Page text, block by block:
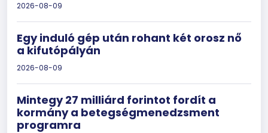
2026-08-09
Egy induló gép után rohant két orosz nő
a kifutópályán
2026-08-09
Mintegy 27 milliárd forintot fordít a
kormány a betegségmenedzsment
programra